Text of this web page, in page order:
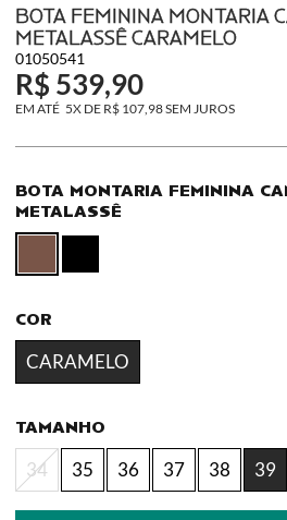
BOTA FEMININA MONTARIA
METALASSÊ CARAMELO
01050541
R$ 539,90
5X DE R$ 107,98SEM JUROS
BOTA MONTARIA FEMININA
METALASSÊ
COR
CARAMELO
TAMANHO
34 35 36 37 38 39